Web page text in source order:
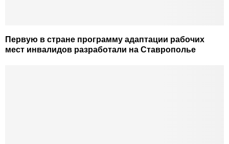
Первую в стране программу адаптации рабочих
мест инвалидов разработали на Ставрополье